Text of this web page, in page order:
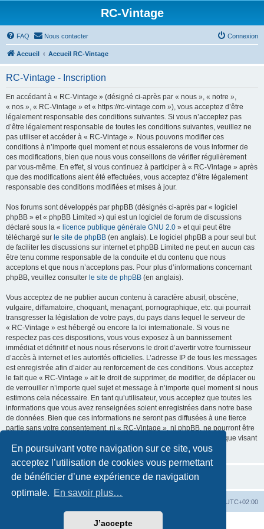
En poursuivant votre navigation sur ce site, vous
acceptez l’utilisation de cookies vous permettant
de bénéficier d’une expérience de navigation
optimale. En savoir plus…
J’accepte
RC-Vintage
FAQ Nous contacter Connexion
Accueil Accueil RC-Vintage
RC-Vintage - Inscription
En accédant à « RC-Vintage » (désigné ci-après par « nous », « notre »,
« nos », « RC-Vintage » et « https://rc-vintage.com »), vous acceptez d’être
légalement responsable des conditions suivantes. Si vous n’acceptez pas
d’être légalement responsable de toutes les conditions suivantes, veuillez ne
pas utiliser et accéder à « RC-Vintage ». Nous pouvons modifier ces
conditions à n’importe quel moment et nous essaierons de vous informer de
ces modifications, bien que nous vous conseillons de vérifier régulièrement
par vous-même. En effet, si vous continuez à participer à « RC-Vintage » après
que des modifications aient été effectuées, vous acceptez d’être légalement
responsable des conditions modifiées et mises à jour.
Nos forums sont développés par phpBB (désignés ci-après par « logiciel
phpBB » et « phpBB Limited ») qui est un logiciel de forum de discussions
déclaré sous la « licence publique générale GNU 2.0 » et qui peut être
téléchargé sur le site de phpBB (en anglais). Le logiciel phpBB a pour seul but
de faciliter les discussions sur internet et phpBB Limited ne peut en aucun cas
être tenu comme responsable de la conduite et du contenu que nous
acceptons et que nous n’acceptons pas. Pour plus d’informations concernant
phpBB, veuillez consulter le site de phpBB (en anglais).
Vous acceptez de ne publier aucun contenu à caractère abusif, obscène,
vulgaire, diffamatoire, choquant, menaçant, pornographique, etc. qui pourrait
transgresser la législation de votre pays, du pays dans lequel le serveur de
« RC-Vintage » est hébergé ou encore la loi internationale. Si vous ne
respectez pas ces dispositions, vous vous exposez à un bannissement
immédiat et définitif et nous nous réservons le droit d’avertir votre fournisseur
d’accès à internet et les autorités officielles. L’adresse IP de tous les messages
est enregistrée afin d’aider au renforcement de ces conditions. Vous acceptez
le fait que « RC-Vintage » ait le droit de supprimer, de modifier, de déplacer ou
de verrouiller n’importe quel sujet et message à n’importe quel moment si nous
estimons cela nécessaire. En tant qu’utilisateur, vous acceptez que toutes les
informations que vous avez renseignées soient enregistrées dans notre base
de données. Bien que ces informations ne seront pas diffusées à une tierce
partie sans votre consentement, ni « RC-Vintage », ni phpBB, ne pourront être
tenus comme responsables en cas de tentative de piratage informatique visant
à compromettre vos données.
UTC+02:00
phpBB® Forum Software © phpBB Limited